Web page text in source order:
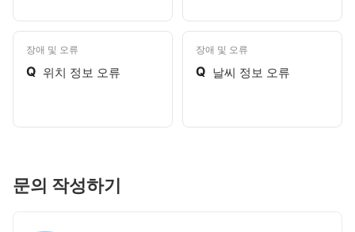
장애 및 오류
Q 위치 정보 오류
장애 및 오류
Q 날씨 정보 오류
문의 작성하기